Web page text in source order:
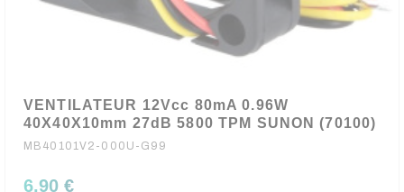
VENTILATEUR 12Vcc 80mA 0.96W
40X40X10mm 27dB 5800 TPM SUNON (70100)
MB40101V2-000U-G99
6,90 €